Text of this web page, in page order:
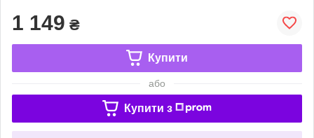
1 149 ₴
Купити
або
Купити з